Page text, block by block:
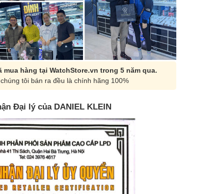
mua hàng tại WatchStore.vn trong 5 năm qua.
tôi bán ra đều là chính hãng 100%
Đại lý của DANIEL KLEIN